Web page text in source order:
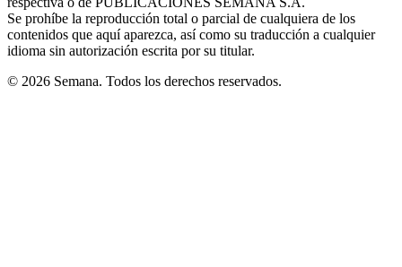
window
Se prohíbe la reproducción total o parcial de cualquiera de los
contenidos que aquí aparezca, así como su traducción a cualquier
idioma sin autorización escrita por su titular.
© 2026 Semana. Todos los derechos reservados.